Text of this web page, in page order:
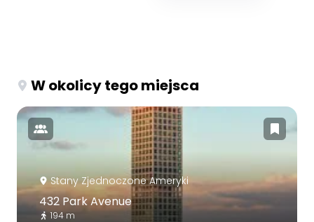
W okolicy tego miejsca
Stany Zjednoczone Ameryki
432 Park Avenue
194 m